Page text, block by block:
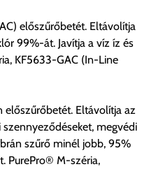
felette minden
költségét és rakodásának
kell!
előszűrőbetét. Eltávolítja
99%-át. Javítja a víz íz és
KF5633-GAC (In-Line
előszűrőbetét. Eltávolítja az
megvédi
szűrő minél jobb, 95%
PurePro® M-széria,